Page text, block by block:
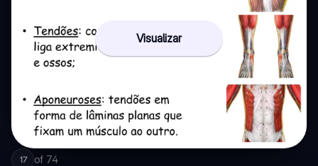
Visualizar
17 of 74